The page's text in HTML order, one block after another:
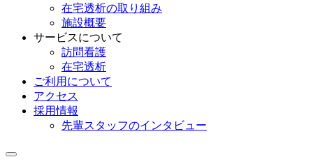
在宅透析の取り組み
施設概要
サービスについて
訪問看護
在宅透析
ご利用について
アクセス
採用情報
先輩スタッフのインタビュー